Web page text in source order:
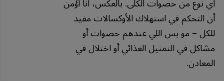
أن التحكم في استهلاك الأوكسالات مفيد
للكل – مو بس اللي عندهم حصوات أو
مشاكل في التمثيل الغذائي أو اختلال في
المعادن.